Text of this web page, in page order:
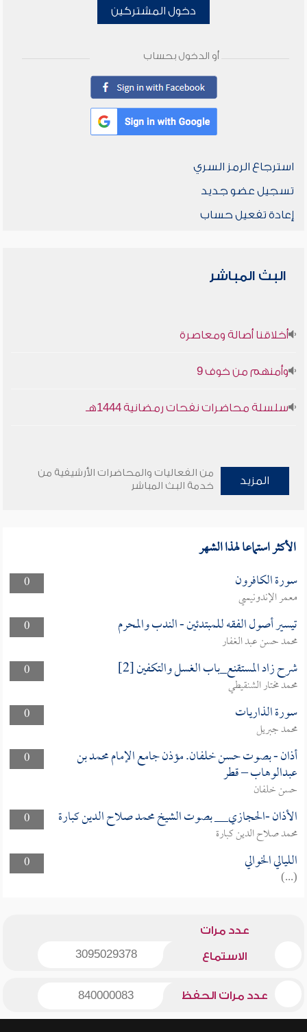
دخول المشتركين
أو الدخول بحساب
استرجاع الرمز السري
تسجيل عضو جديد
إعادة تفعيل حساب
البث المباشر
أخلاقنا أصالة ومعاصرة
وأمنهم من خوف 9
سلسلة محاضرات نفحات رمضانية 1444هـ
المزيد
من الفعاليات والمحاضرات الأرشيفية من
خدمة البث المباشر
الأكثر استماعا لهذا الشهر
0 سورة الكافرون
معمر الإندونيسي
0
تيسير أصول الفقه للمبتدئين - الندب والمحرم
محمد حسن عبد الغفار
0
شرح زاد المستقنع_باب الغسل والتكفين [2]
محمد مختار الشنقيطي
0
سورة الذاريات
محمد جبريل
0
أذان - بصوت حسن خلفان. مؤذن جامع الإمام محمد بن
عبدالوهاب – قطر
حسن خلفان
0
الأذان -الحجازي__ بصوت الشيخ محمد صلاح الدين كبارة
محمد صلاح الدين كبارة
0
الليالي الخوالي
(...)
عدد مرات
الاستماع 3095029378
عدد مرات الحفظ 840000083